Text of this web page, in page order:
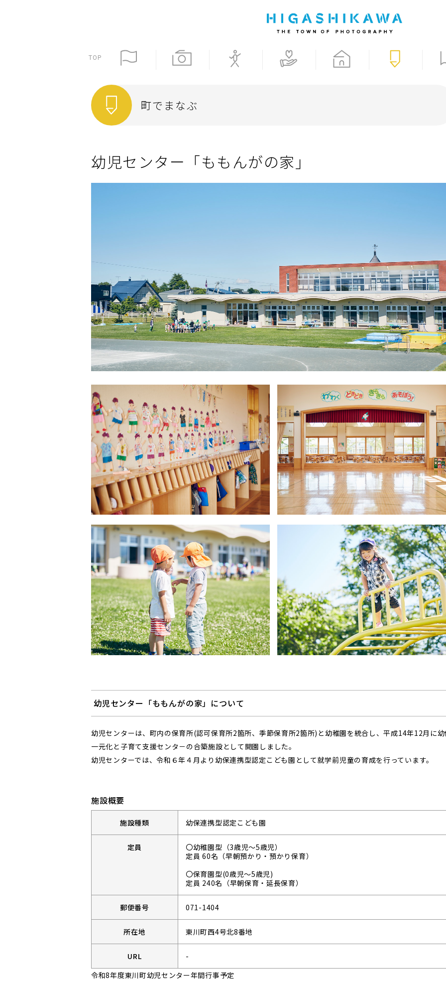
TOP
町でまなぶ
幼児センター「ももんがの家」
幼児センター「ももんがの家」について
幼児センターは、町内の保育所(認可保育所2箇所、季節保育所2箇所)と幼稚園を統合し、平成14年12月に
一元化と子育て支援センタ－の合築施設として開園しました。
幼児センターでは、令和６年４月より幼保連携型認定こども園として就学前児童の育成を行っています。
施設概要
施設種類 幼保連携型認定こども園
定員
〇幼稚園型（3歳児～5歳児）
定員 60名（早朝預かり・預かり保育）
〇保育園型(0歳児～5歳児)
定員 240名（早朝保育・延長保育）
郵便番号 071-1404
所在地 東川町西4号北8番地
URL
-
令和8年度東川町幼児センター年間行事予定